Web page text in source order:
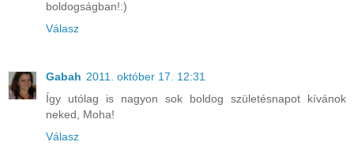
boldogságban!:)
Válasz
Gabah 2011. október 17. 12:31
Így utólag is nagyon sok boldog születésnapot kívánok
neked, Moha!
Válasz